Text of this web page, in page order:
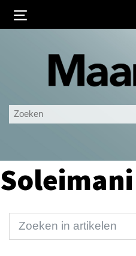
Ingelogd blijven
Soleimani